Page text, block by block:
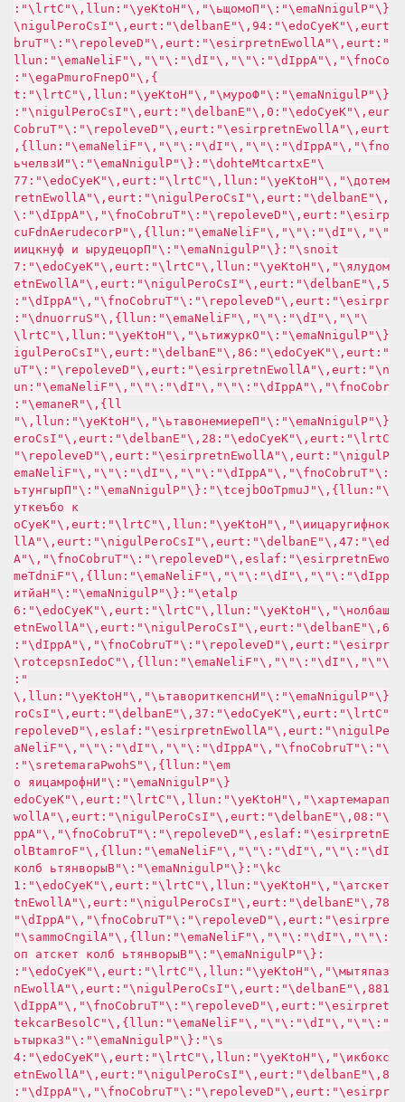
{\"PluginName\":\"Помощь\",\"HotKey\":null,\"Ctrl\":
true,\"KeyCode\":49,\"Enabled\":true,\"IsCorePlugin\
":true,\"AllowEnterprise\":true,\"Developer\":\"Turb
oConf\",\"AppId\":\"\",\"Id\":\"\",\"FileName\":null
},\"OpenForumPage\":
{\"PluginName\":\"Форум\",\"HotKey\":null,\"Ctrl\":t
rue,\"KeyCode\":0,\"Enabled\":true,\"IsCorePlugin\":
true,\"AllowEnterprise\":true,\"Developer\":\"TurboC
onf\",\"AppId\":\"\",\"Id\":\"\",\"FileName\":null},
\"ExtractMethod\":{\"PluginName\":\"Извлечь
метод\",\"HotKey\":null,\"Ctrl\":true,\"KeyCode\":77
,\"Enabled\":true,\"IsCorePlugin\":true,\"AllowEnter
prise\":true,\"Developer\":\"TurboConf\",\"AppId\":\
"\",\"Id\":\"\",\"FileName\":null},\"ProcedureAndFuc
tions\":{\"PluginName\":\"Процедуры и функции
модуля\",\"HotKey\":null,\"Ctrl\":true,\"KeyCode\":7
5,\"Enabled\":true,\"IsCorePlugin\":true,\"AllowEnte
rprise\":true,\"Developer\":\"TurboConf\",\"AppId\":
\"\",\"Id\":\"\",\"FileName\":null},\"Surround\":
{\"PluginName\":\"Окружить\",\"HotKey\":null,\"Ctrl\
":true,\"KeyCode\":68,\"Enabled\":true,\"IsCorePlugi
n\":true,\"AllowEnterprise\":true,\"Developer\":\"Tu
rboConf\",\"AppId\":\"\",\"Id\":\"\",\"FileName\":nu
ll},\"Rename\":
{\"PluginName\":\"Переименовать\",\"HotKey\":null,\"
Ctrl\":true,\"KeyCode\":82,\"Enabled\":true,\"IsCore
Plugin\":true,\"AllowEnterprise\":true,\"Developer\"
:\"TurboConf\",\"AppId\":\"\",\"Id\":\"\",\"FileName
\":null},\"JumpToObject\":{\"PluginName\":\"Прыгнуть
к объекту
конфигурации\",\"HotKey\":null,\"Ctrl\":true,\"KeyCo
de\":74,\"Enabled\":true,\"IsCorePlugin\":true,\"All
owEnterprise\":false,\"Developer\":\"TurboConf\",\"A
ppId\":\"\",\"Id\":\"\",\"FileName\":null},\"FindTem
plate\":{\"PluginName\":\"Найти
шаблон\",\"HotKey\":null,\"Ctrl\":true,\"KeyCode\":6
6,\"Enabled\":true,\"IsCorePlugin\":true,\"AllowEnte
rprise\":true,\"Developer\":\"TurboConf\",\"AppId\":
\"\",\"Id\":\"\",\"FileName\":null},\"CodeInspector\
":
{\"PluginName\":\"Инспектировать\",\"HotKey\":null,\
"Ctrl\":true,\"KeyCode\":73,\"Enabled\":true,\"IsCor
ePlugin\":true,\"AllowEnterprise\":false,\"Developer
\":\"TurboConf\",\"AppId\":\"\",\"Id\":\"\",\"FileNa
me\":null},\"ShowParameters\":
{\"PluginName\":\"Информация о
параметрах\",\"HotKey\":null,\"Ctrl\":true,\"KeyCode
\":80,\"Enabled\":true,\"IsCorePlugin\":true,\"Allow
Enterprise\":false,\"Developer\":\"TurboConf\",\"App
Id\":\"\",\"Id\":\"\",\"FileName\":null},\"FormatBlo
ck\":{\"PluginName\":\"Выровнять блок
текста\",\"HotKey\":null,\"Ctrl\":true,\"KeyCode\":1
87,\"Enabled\":true,\"IsCorePlugin\":true,\"AllowEnt
erprise\":true,\"Developer\":\"TurboConf\",\"AppId\"
:\"\",\"Id\":\"\",\"FileName\":null},\"AlignCommas\"
:{\"PluginName\":\"Выровнять блок текста по
запятым\",\"HotKey\":null,\"Ctrl\":true,\"KeyCode\":
188,\"Enabled\":true,\"IsCorePlugin\":true,\"AllowEn
terprise\":true,\"Developer\":\"TurboConf\",\"AppId\
":\"\",\"Id\":\"\",\"FileName\":null},\"CloseBracket
s\":{\"PluginName\":\"Закрыть
скобки\",\"HotKey\":null,\"Ctrl\":true,\"KeyCode\":4
8,\"Enabled\":true,\"IsCorePlugin\":true,\"AllowEnte
rprise\":true,\"Developer\":\"TurboConf\",\"AppId\":